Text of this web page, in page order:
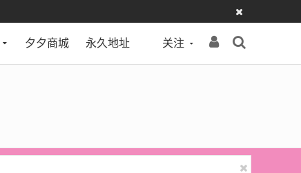
关注
夕夕商城 永久地址